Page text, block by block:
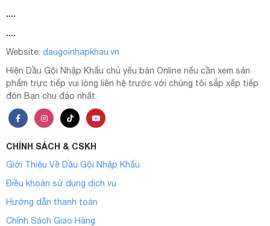
....
....
Website: daugoinhapkhau.vn
Hiện Dầu Gội Nhập Khẩu chủ yếu bán Online nếu cần xem sản
phẩm trực tiếp vui lòng liên hệ trước với chúng tôi sắp xếp tiếp
đón Bạn chu đáo nhất.
CHÍNH SÁCH & CSKH
Giới Thiệu Về Dầu Gội Nhập Khẩu
Điều khoản sử dụng dịch vụ
Hướng dẫn thanh toán
Chính Sách Giao Hàng